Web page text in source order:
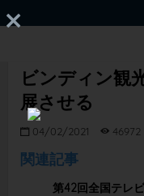
ビンディン観
展させる
04/02/2021 46972
関連記事
第42回全国テレ